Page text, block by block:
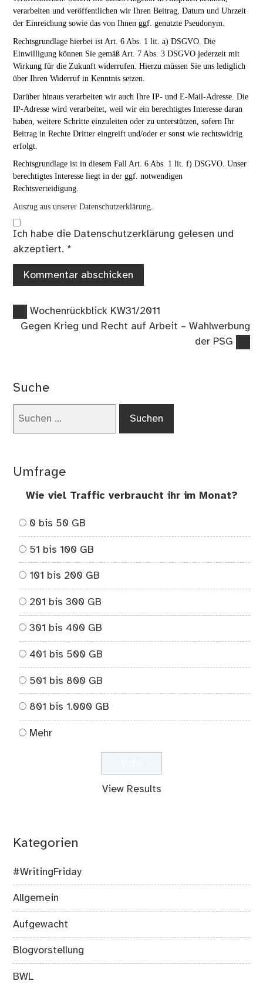
verarbeiten und veröffentlichen wir Ihren Beitrag, Datum und Uhrzeit
der Einreichung sowie das von Ihnen ggf. genutzte Pseudonym.
Rechtsgrundlage hierbei ist Art. 6 Abs. 1 lit. a) DSGVO. Die
Einwilligung können Sie gemäß Art. 7 Abs. 3 DSGVO jederzeit mit
Wirkung für die Zukunft widerrufen. Hierzu müssen Sie uns lediglich
über Ihren Widerruf in Kenntnis setzen.
Darüber hinaus verarbeiten wir auch Ihre IP- und E-Mail-Adresse. Die
IP-Adresse wird verarbeitet, weil wir ein berechtigtes Interesse daran
haben, weitere Schritte einzuleiten oder zu unterstützen, sofern Ihr
Beitrag in Rechte Dritter eingreift und/oder er sonst wie rechtswidrig
erfolgt.
Rechtsgrundlage ist in diesem Fall Art. 6 Abs. 1 lit. f) DSGVO. Unser
berechtigtes Interesse liegt in der ggf. notwendigen
Rechtsverteidigung.
Auszug aus unserer Datenschutzerklärung.
Ich habe die Datenschutzerklärung gelesen und
akzeptiert. *
Beitragsnavigation
Vorheriger
Beitrag:
Wochenrückblick KW31/2011
Nächster
Gegen Krieg und Recht auf Arbeit – Wahlwerbung
der PSG
Suche
Umfrage
Wie viel Traffic verbraucht ihr im Monat?
0 bis 50 GB
51 bis 100 GB
101 bis 200 GB
201 bis 300 GB
301 bis 400 GB
401 bis 500 GB
501 bis 800 GB
801 bis 1.000 GB
Mehr
View Results
Kategorien
#WritingFriday
Allgemein
Aufgewacht
Blogvorstellung
BWL